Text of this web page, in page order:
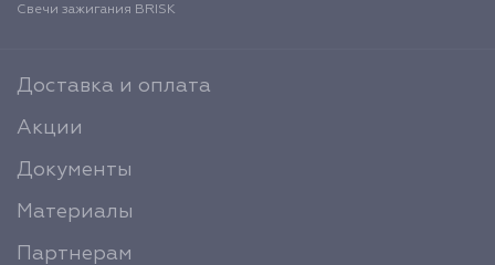
Свечи зажигания BRISK
Доставка и оплата
Акции
Документы
Материалы
Партнерам